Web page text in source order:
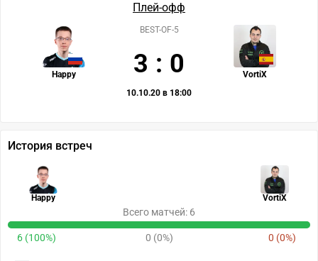
Плей-офф
Happy VortiX
BEST-OF-5
3 : 0
10.10.20 в 18:00
История встреч
Happy VortiX
Всего матчей: 6
6 (100%) 0 (0%) 0 (0%)